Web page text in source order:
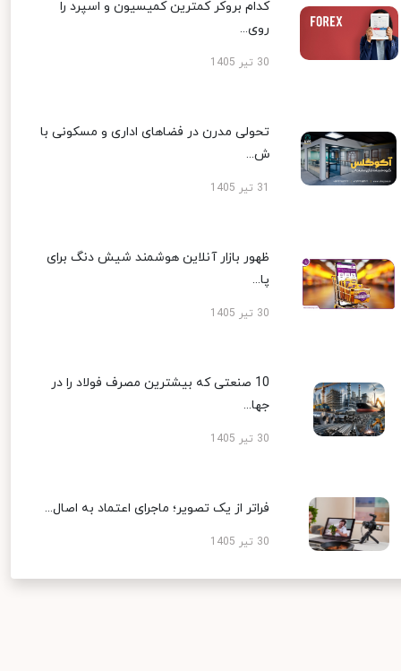
کدام بروکر کمترین کمیسیون و اسپرد را
روی...
30 تیر 1405
تحولی مدرن در فضاهای اداری و مسکونی با
ش...
ظهور بازار آنلاین هوشمند شیش دنگ برای
پا...
30 تیر 1405
10 صنعتی که بیشترین مصرف فولاد را در
جها...
30 تیر 1405
فراتر از یک تصویر؛ ماجرای اعتماد به اصال...
30 تیر 1405